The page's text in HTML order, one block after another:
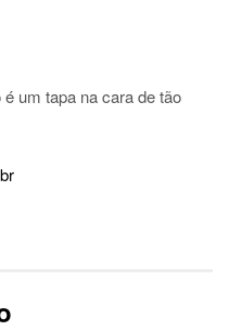
um tapa na cara de tão